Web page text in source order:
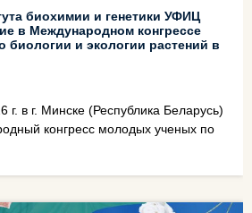
биохимии и генетики УФИЦ
в Международном конгрессе
биологии и экологии растений в
в г. Минске (Республика Беларусь)
конгресс молодых ученых по